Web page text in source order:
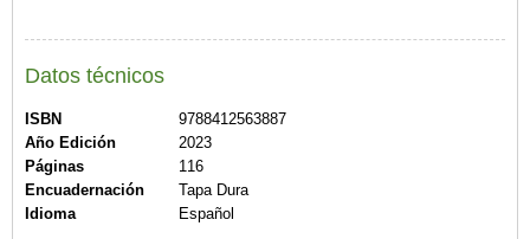
Datos técnicos
ISBN
9788412563887
Año Edición
2023
Páginas
116
Encuadernación
Tapa Dura
Idioma
Español